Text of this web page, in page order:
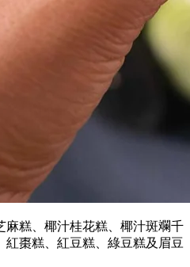
麻糕、椰汁桂花糕、椰汁斑斕千
紅棗糕、紅豆糕、綠豆糕及眉豆